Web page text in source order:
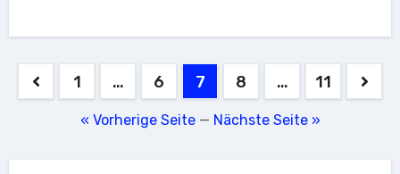
Seitennummerierung
1 … 6 7 8 … 11
« Vorherige Seite— Nächste Seite »